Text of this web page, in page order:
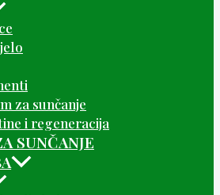
za sunčanje
i regeneracija
SUNČANJE